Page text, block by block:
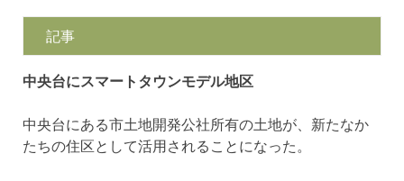
記事
中央台にスマートタウンモデル地区
中央台にある市土地開発公社所有の土地が、新たなか
たちの住区として活用されることになった。